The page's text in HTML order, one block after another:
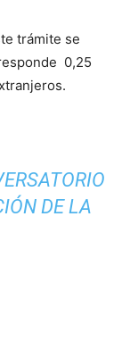
trámite se
0,25
DE LA